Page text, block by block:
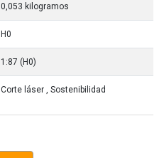
0,053 kilogramos
H0
1:87 (H0)
Corte láser , Sostenibilidad